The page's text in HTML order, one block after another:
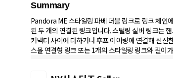
Summary
Pandora ME 스타일링 파베 더블 링크로 링크 체인
된 두 개의 연결된 링크입니다. 스털링 실버 링크는
커넥터 사이에 더하거나 후프 이어링에 연결해 신선
스몰 연결형 링크 또는 1개의 스타일링 링크와 길이